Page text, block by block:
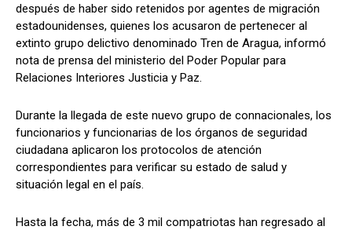
después de haber sido retenidos por agentes de migración
estadounidenses, quienes los acusaron de pertenecer al
extinto grupo delictivo denominado Tren de Aragua, informó
nota de prensa del ministerio del Poder Popular para
Relaciones Interiores Justicia y Paz.
Durante la llegada de este nuevo grupo de connacionales, los
funcionarios y funcionarias de los órganos de seguridad
ciudadana aplicaron los protocolos de atención
correspondientes para verificar su estado de salud y
situación legal en el país.
Hasta la fecha, más de 3 mil compatriotas han regresado al